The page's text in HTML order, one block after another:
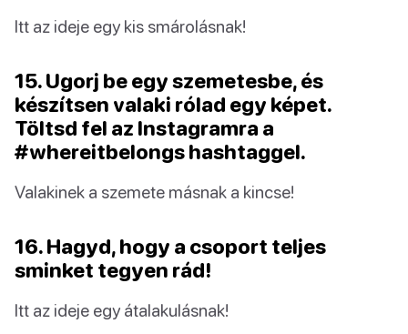
Itt az ideje egy kis smárolásnak!
15. Ugorj be egy szemetesbe, és
készítsen valaki rólad egy képet.
Töltsd fel az Instagramra a
#whereitbelongs hashtaggel.
Valakinek a szemete másnak a kincse!
16. Hagyd, hogy a csoport teljes
sminket tegyen rád!
Itt az ideje egy átalakulásnak!